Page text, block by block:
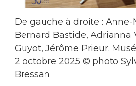
De gauche à droite : Anne-
Bernard Bastide, Adrianna
Guyot, Jérôme Prieur.
2 octobre 2025 © photo
Bressan